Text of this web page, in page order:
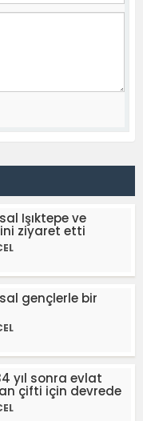
Işıktepe ve
ziyaret etti
gençlerle bir
yıl sonra evlat
çifti için devrede